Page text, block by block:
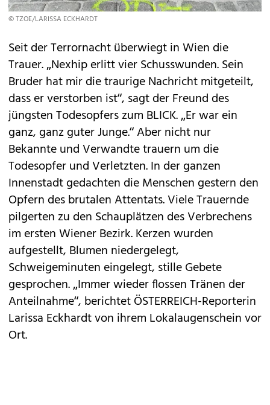
© TZOE/LARISSA ECKHARDT
Seit der Terrornacht überwiegt in Wien die
Trauer. „Nexhip erlitt vier Schusswunden. Sein
Bruder hat mir die traurige Nachricht mitgeteilt,
dass er verstorben ist“, sagt der Freund des
jüngsten Todesopfers zum BLICK. „Er war ein
ganz, ganz guter Junge.“ Aber nicht nur
Bekannte und Verwandte trauern um die
Todesopfer und Verletzten. In der ganzen
Innenstadt gedachten die Menschen gestern den
Opfern des brutalen Attentats. Viele Trauernde
pilgerten zu den Schauplätzen des Verbrechens
im ersten Wiener Bezirk. Kerzen wurden
aufgestellt, Blumen niedergelegt,
Schweigeminuten eingelegt, stille Gebete
gesprochen. „Immer wieder flossen Tränen der
Anteilnahme“, berichtet ÖSTERREICH-Reporterin
Larissa Eckhardt von ihrem Lokalaugenschein vor
Ort.